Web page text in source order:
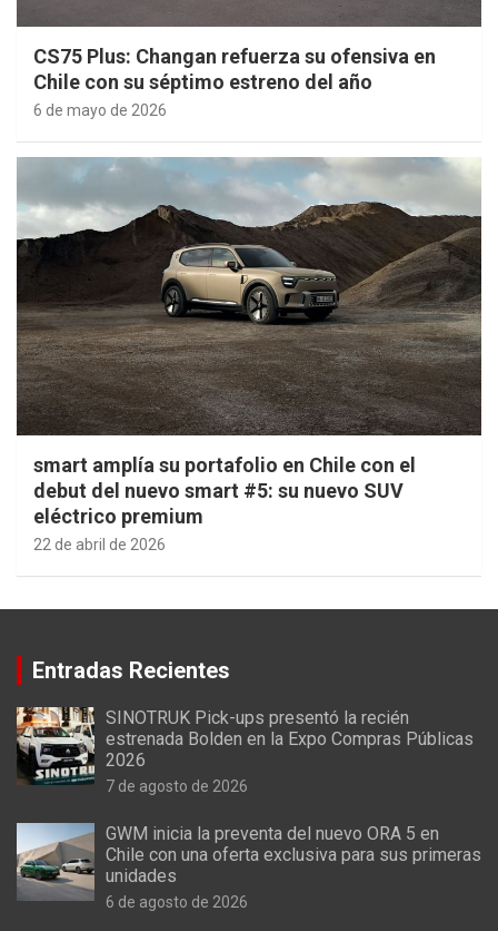
CS75 Plus: Changan refuerza su ofensiva en
Chile con su séptimo estreno del año
6 de mayo de 2026
smart amplía su portafolio en Chile con el
debut del nuevo smart #5: su nuevo SUV
eléctrico premium
22 de abril de 2026
Entradas Recientes
SINOTRUK Pick-ups presentó la recién
estrenada Bolden en la Expo Compras Públicas
2026
7 de agosto de 2026
GWM inicia la preventa del nuevo ORA 5 en
Chile con una oferta exclusiva para sus primeras
unidades
6 de agosto de 2026